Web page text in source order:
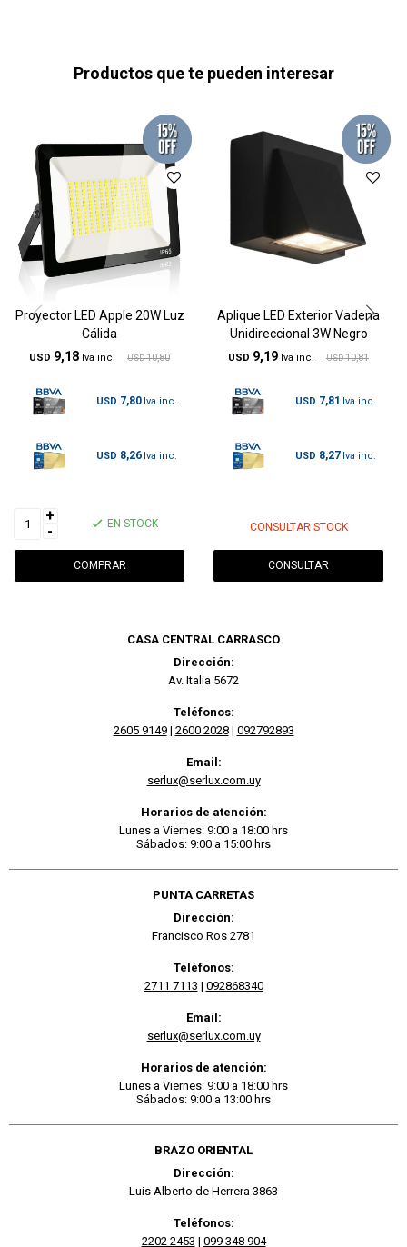
Productos que te pueden interesar
Proyector LED Apple 20W Luz
Cálida
USD 9,18 USD 10,80
USD 7,80
USD 8,26
+
-
EN STOCK
Aplique LED Exterior Vadena
Unidireccional 3W Negro
USD 9,19 USD 10,81
USD 7,81
USD 8,27
CONSULTAR STOCK
CONSULTAR
CASA CENTRAL CARRASCO
Dirección:
Av. Italia 5672
Teléfonos:
2605 9149| 2600 2028| 092792893
Email:
serlux@serlux.com.uy
Horarios de atención:
Lunes a Viernes: 9:00 a 18:00 hrs
Sábados: 9:00 a 15:00 hrs
PUNTA CARRETAS
Dirección:
Francisco Ros 2781
Teléfonos:
2711 7113 | 092868340
Email:
serlux@serlux.com.uy
Horarios de atención:
Lunes a Viernes: 9:00 a 18:00 hrs
Sábados: 9:00 a 13:00 hrs
BRAZO ORIENTAL
Dirección:
Luis Alberto de Herrera 3863
Teléfonos:
2202 2453 | 099 348 904